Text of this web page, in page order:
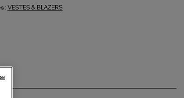
: VESTES & BLAZERS